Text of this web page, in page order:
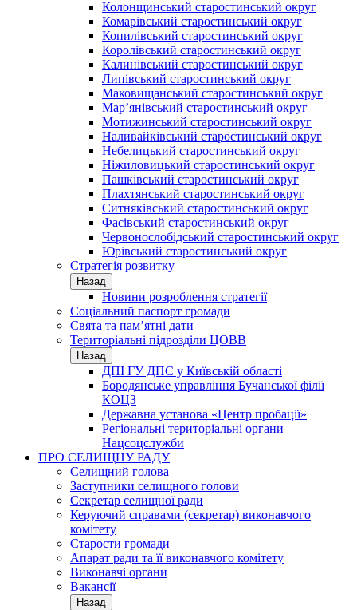
Колонщинський старостинський округ
Комарівський старостинський округ
Копилівський старостинський округ
Королівський старостинський округ
Калинівський старостинський округ
Липівський старостинський округ
Маковищанський старостинський округ
Мар’янівський старостинський округ
Мотижинський старостинський округ
Наливайківський старостинський округ
Небелицький старостинський округ
Ніжиловицький старостинський округ
Пашківський старостинський округ
Плахтянський старостинський округ
Ситняківський старостинський округ
Фасівський старостинський округ
Червонослобідський старостинський округ
Юрівський старостинський округ
Стратегія розвитку
Назад
Новини розроблення стратегії
Соціальний паспорт громади
Свята та пам’ятні дати
Територіальні підрозділи ЦОВВ
Назад
ДПІ ГУ ДПС у Київській області
Бородянське управління Бучанської філії
КОЦЗ
Державна установа «Центр пробації»
Регіональні територіальні органи
Нацсоцслужби
ПРО СЕЛИЩНУ РАДУ
Селищний голова
Заступники селищного голови
Секретар селищної ради
Керуючий справами (секретар) виконавчого
комітету
Старости громади
Апарат ради та її виконавчого комітету
Виконавчі органи
Вакансії
Назад